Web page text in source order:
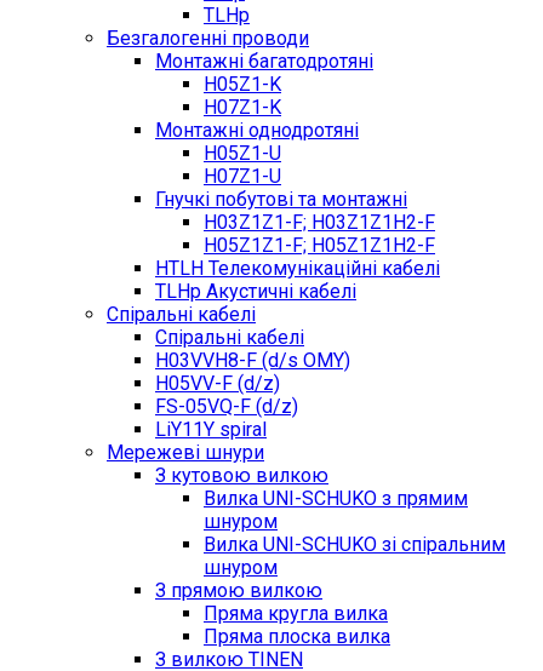
TLHp
Безгалогенні проводи
Монтажні багатодротяні
H05Z1-K
H07Z1-K
Монтажні однодротяні
H05Z1-U
H07Z1-U
Гнучкі побутові та монтажні
H03Z1Z1-F; H03Z1Z1H2-F
H05Z1Z1-F; H05Z1Z1H2-F
HTLH Телекомунікаційні кабелі
TLHp Акустичні кабелі
Спіральні кабелі
Спіральні кабелі
H03VVH8-F (d/s OMY)
H05VV-F (d/z)
FS-05VQ-F (d/z)
LiY11Y spiral
Мережеві шнури
З кутовою вилкою
Вилка UNI-SCHUKO з прямим
шнуром
Вилка UNI-SCHUKO зі спіральним
шнуром
З прямою вилкою
Пряма кругла вилка
Пряма плоска вилка
З вилкою TINEN